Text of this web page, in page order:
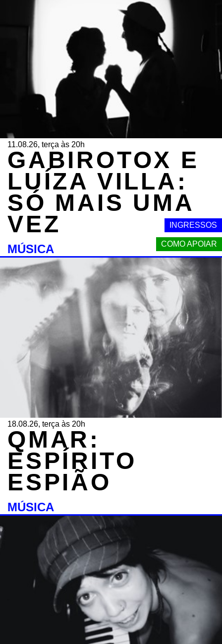
INGRESSOS
COMO APOIAR
11.08.26, terça às 20h
GABIROTOX E
LUÍZA VILLA:
SÓ MAIS UMA
VEZ
MÚSICA
18.08.26, terça às 20h
QMAR:
ESPÍRITO
ESPIÃO
MÚSICA